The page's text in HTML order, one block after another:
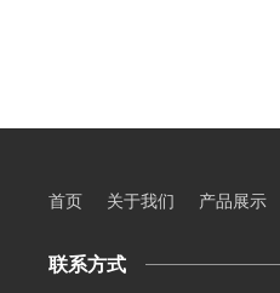
首页 关于我们 产品展示
联系方式